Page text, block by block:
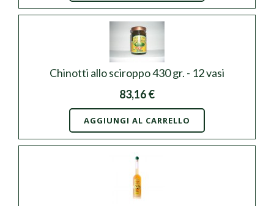
Chinotti allo sciroppo 430 gr. - 12 vasi
83,16 €
AGGIUNGI AL CARRELLO